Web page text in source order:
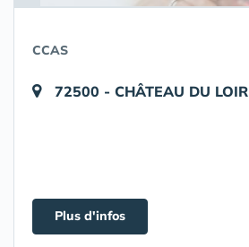
CCAS
72500 - CHÂTEAU DU LOIR
Plus d'infos